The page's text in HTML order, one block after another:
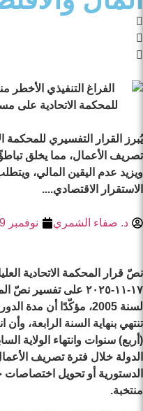
يُبرز القرار التفسيري للمحكمة
تصريف الأعمال، مما يخلق
ويزيد عدم اليقين المالي،
الاستقرار الاقتصادي....
د. صفاء الشمري
نوفمبر 29, 2025
لسنة 2005، مؤكّدًا أن
تنتهي بنهاية السنة الرابعة،
(أربع) سنوات وانتهاء الولاية
الدولة خلال فترة تصريف
الدستورية أو تحويل
منتخبة.